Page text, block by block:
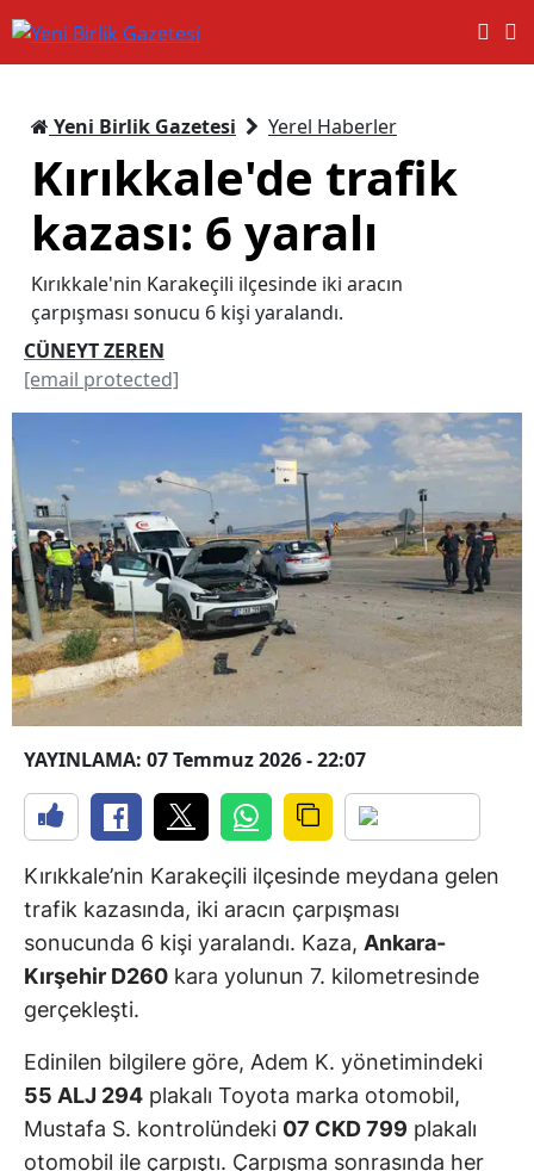
Yeni Birlik Gazetesi Yerel Haberler
Kırıkkale'de trafik
kazası: 6 yaralı
Kırıkkale'nin Karakeçili ilçesinde iki aracın
çarpışması sonucu 6 kişi yaralandı.
CÜNEYT ZEREN
[email protected]
YAYINLAMA: 07 Temmuz 2026 - 22:07
Kırıkkale’nin Karakeçili ilçesinde meydana gelen
trafik kazasında, iki aracın çarpışması
sonucunda 6 kişi yaralandı. Kaza, Ankara-
Kırşehir D260 kara yolunun 7. kilometresinde
gerçekleşti.
Edinilen bilgilere göre, Adem K. yönetimindeki
55 ALJ 294 plakalı Toyota marka otomobil,
Mustafa S. kontrolündeki 07 CKD 799 plakalı
otomobil ile çarpıştı. Çarpışma sonrasında her